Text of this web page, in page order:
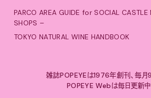
PARCO AREA GUIDE for SOCIAL
SHOPS –
TOKYO NATURAL WINE HANDBOOK
雑誌POPEYEは1976年創刊、毎月9
POPEYE Webは毎日更新中